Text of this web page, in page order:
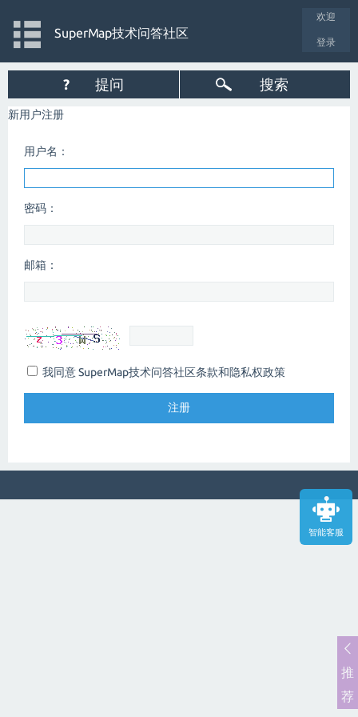
智能客服
欢迎
登录
SuperMap技术问答社区
? 提问 搜索
新用户注册
用户名：
密码：
邮箱：
我同意 SuperMap技术问答社区条款和隐私权政策